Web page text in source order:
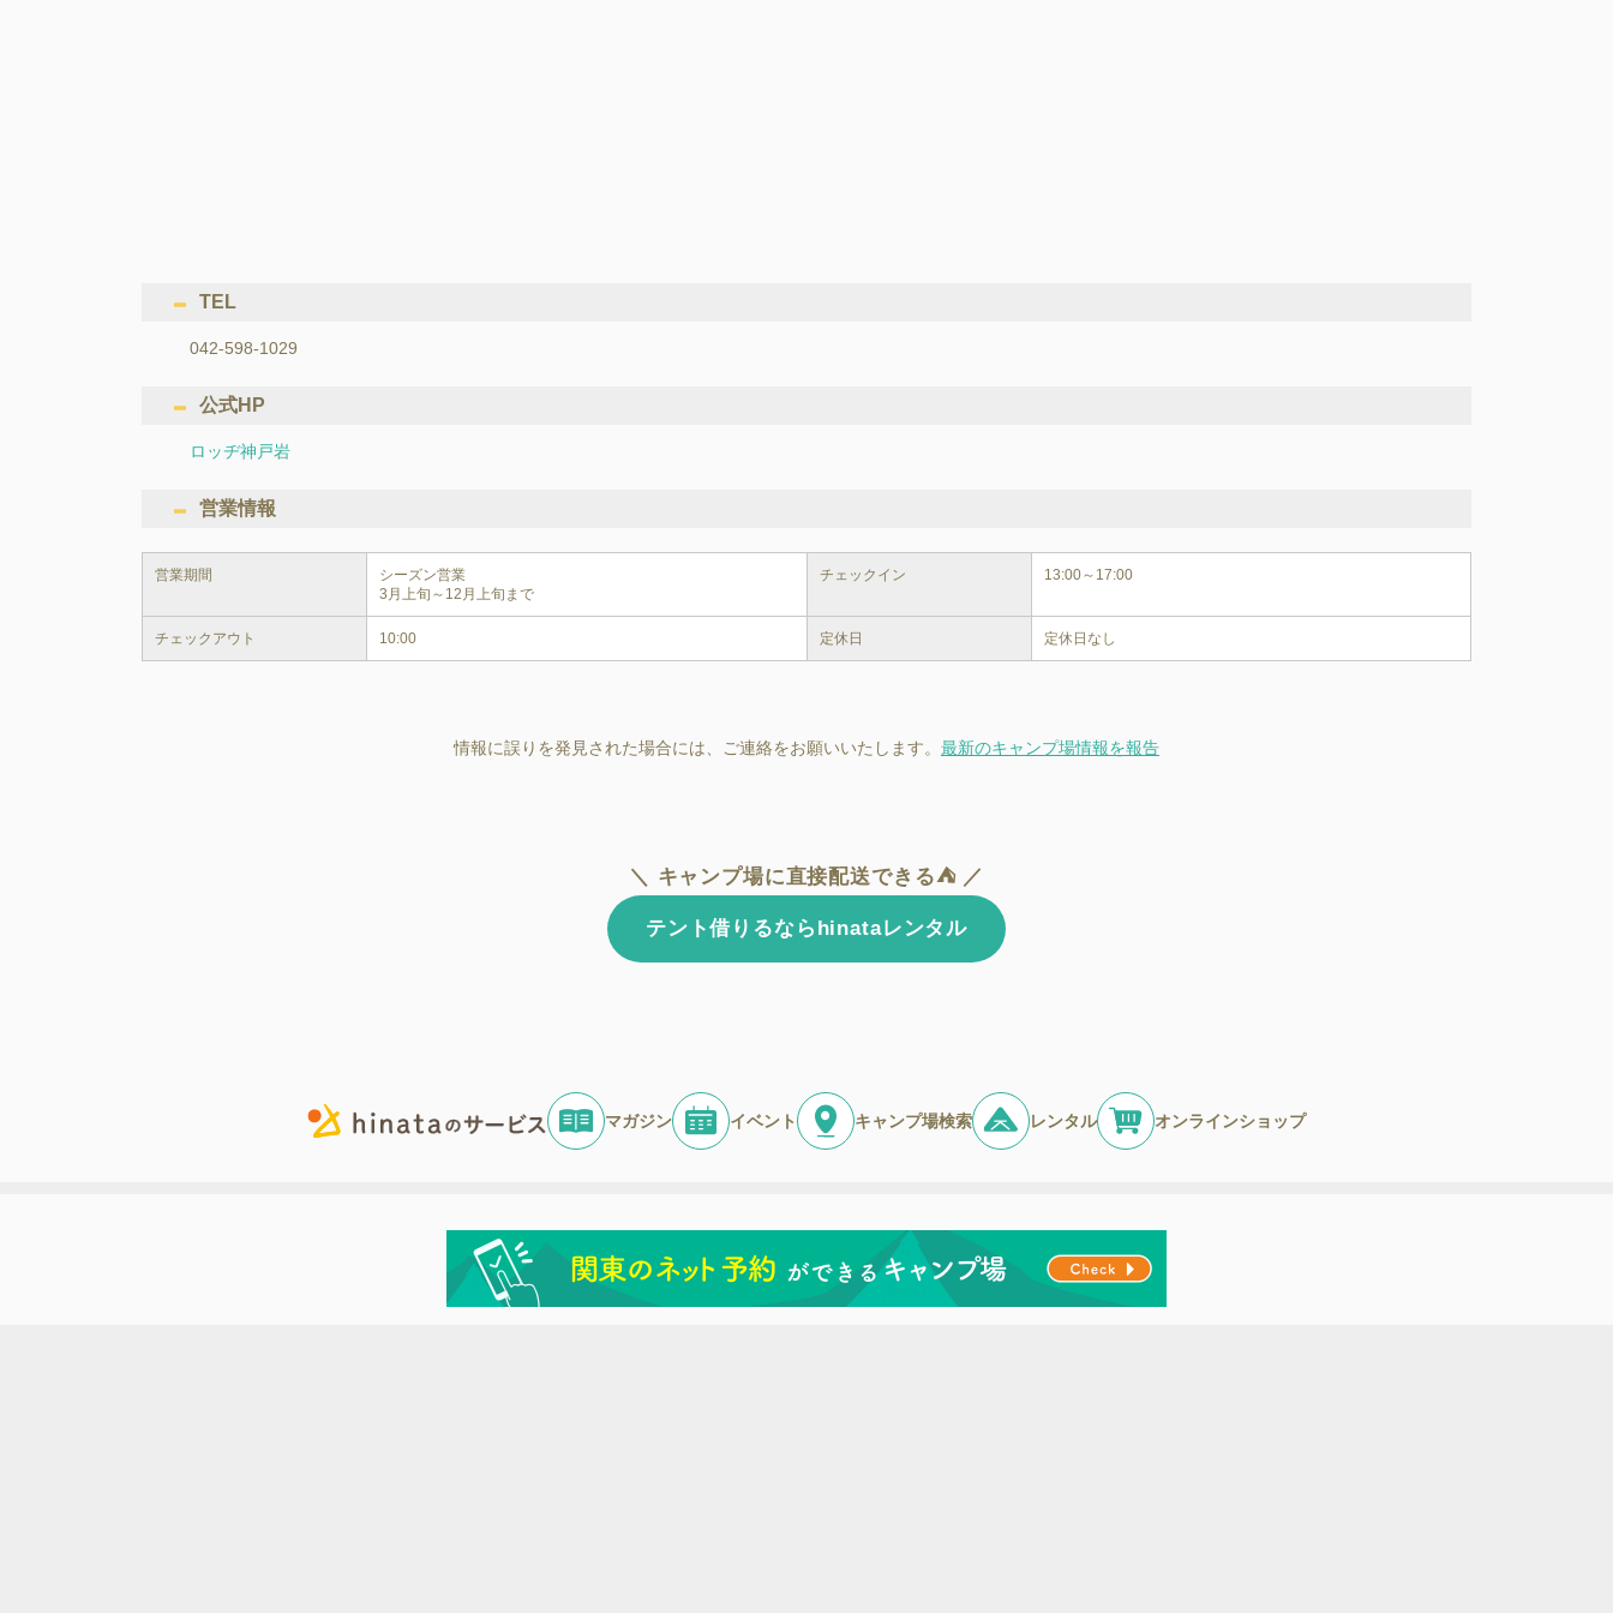
TEL
042-598-1029
公式HP
ロッヂ神戸岩
営業情報
営業期間
シーズン営業
チェックイン 13:00～17:00
チェックアウト 10:00 定休日 定休日なし
情報に誤りを発見された場合には、ご連絡をお願いいたします。 最新のキャンプ場情報を報告
＼ キャンプ場に直接配送できる⛺ ／
テント借りるならhinataレンタル
マガジン イベント キャンプ場検索 レンタル オンラインショップ